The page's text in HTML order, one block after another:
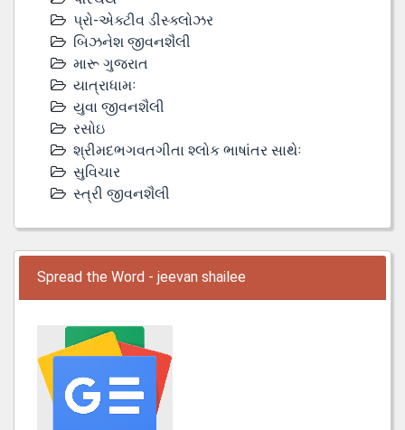
પ્રો-એક્ટીવ ડીસ્‍ક્લોઝર
બિઝનેશ જીવનશૈલી
મારૂ ગુજરાત
યાત્રાધામઃ
યુવા જીવનશૈલી
રસોઇ
શ્રીમદભગવતગીતા શ્લોક ભાષાંતર સાથેઃ
સુવિચાર
સ્ત્રી જીવનશૈલી
Spread the Word - jeevan shailee